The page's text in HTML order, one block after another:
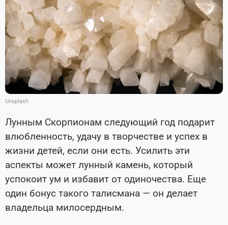
Unsplash
Лунным Скорпионам следующий год подарит
влюбленность, удачу в творчестве и успех в
жизни детей, если они есть. Усилить эти
аспекты может лунный камень, который
успокоит ум и избавит от одиночества. Еще
один бонус такого талисмана — он делает
владельца милосердным.